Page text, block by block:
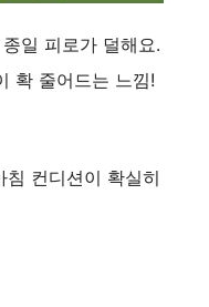
일 피로가 덜해요.
확 줄어드는 느낌!
컨디션이 확실히